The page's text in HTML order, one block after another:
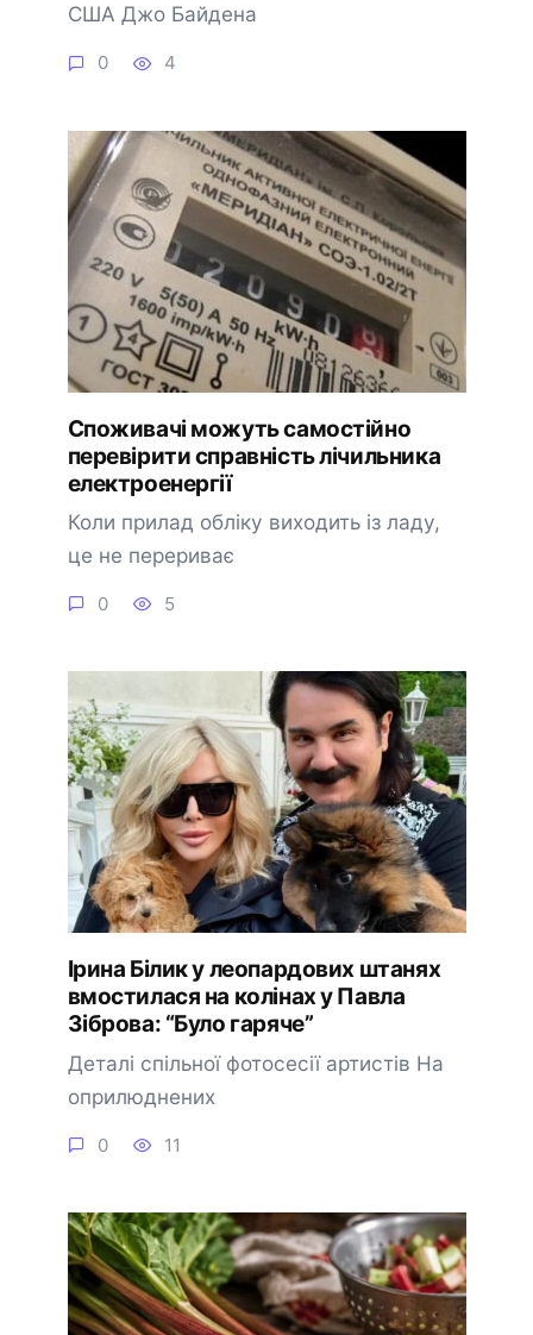
США Джо Байдена
0 4
Споживачі можуть самостійно
перевірити справність лічильника
електроенергії
Коли прилад обліку виходить із ладу,
це не перериває
0 5
Ірина Білик у леопардових штанях
вмостилася на колінах у Павла
Зіброва: “Було гаряче”
Деталі спільної фотосесії артистів На
оприлюднених
0 11